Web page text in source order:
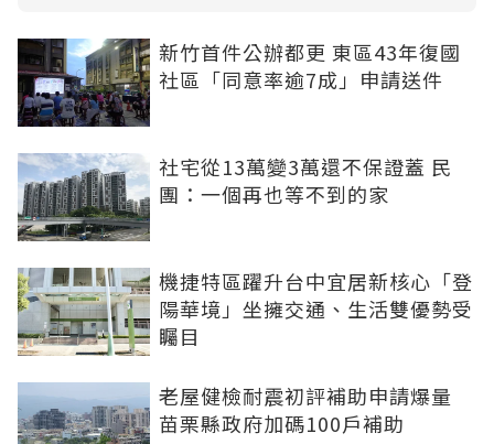
新竹首件公辦都更 東區43年復國
社區「同意率逾7成」申請送件
社宅從13萬變3萬還不保證蓋 民
團：一個再也等不到的家
機捷特區躍升台中宜居新核心「登
陽華境」坐擁交通、生活雙優勢受
矚目
老屋健檢耐震初評補助申請爆量
苗栗縣政府加碼100戶補助